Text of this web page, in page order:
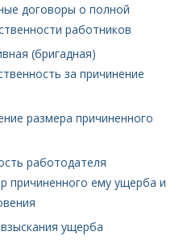
договоры о полной
работников
(бригадная)
за причинение
размера причиненного
работодателя
причиненного ему ущерба и
ущерба